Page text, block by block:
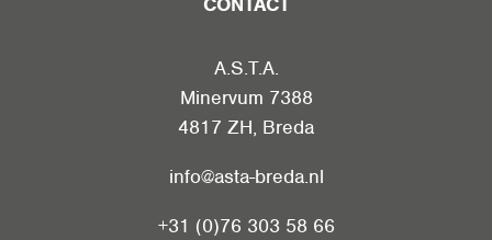
A.S.T.A.
Minervum 7388
4817 ZH, Breda
info@asta-breda.nl
+31 (0)76 303 58 66